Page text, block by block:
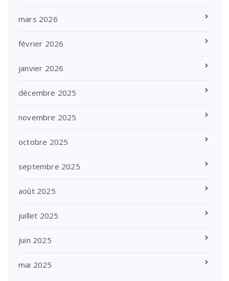
mars 2026
février 2026
janvier 2026
décembre 2025
novembre 2025
octobre 2025
septembre 2025
août 2025
juillet 2025
juin 2025
mai 2025